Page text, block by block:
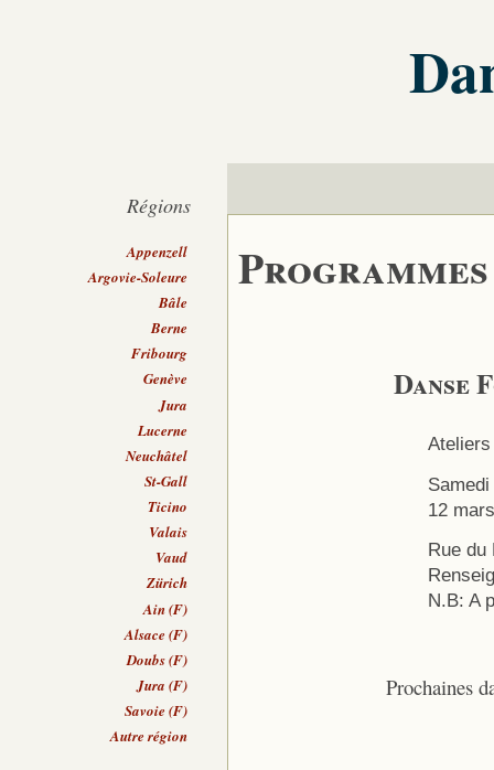
Programmes
Danse
12
Rue du
N.B: A
Prochaines
Régions
Appenzell
Argovie-Soleure
Bâle
Berne
Fribourg
Genève
Jura
Lucerne
Neuchâtel
St-Gall
Ticino
Valais
Vaud
Zürich
Ain (F)
Alsace (F)
Doubs (F)
Jura (F)
Savoie (F)
Autre région